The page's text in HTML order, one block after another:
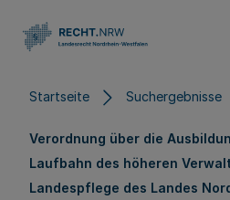
Startseite Suchergebnisse
Verordnung über die
Laufbahn des höheren
Landespflege des Landes